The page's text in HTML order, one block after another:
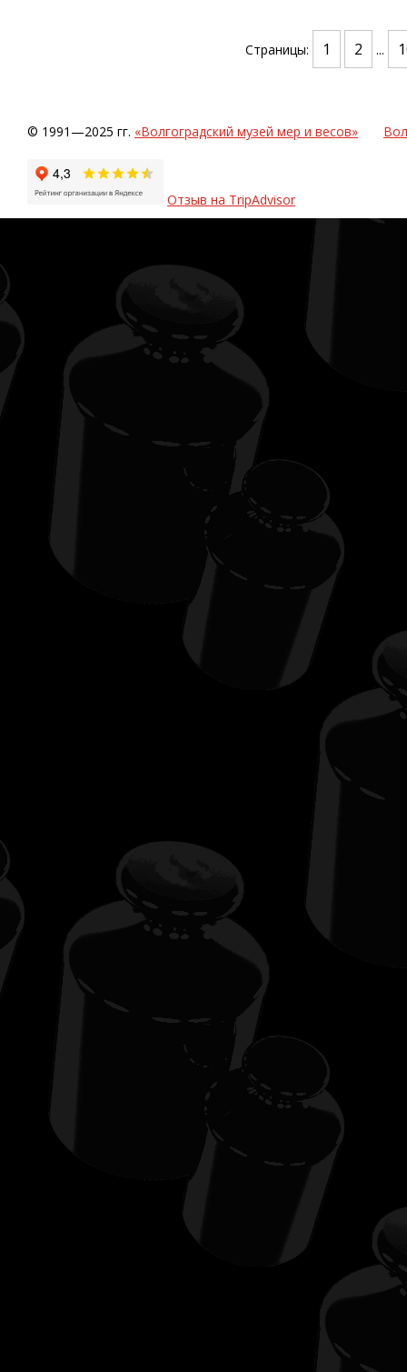
Страницы: 1 2 ...
© 1991—2025 гг. «Волгоградский музей мер и весов»
Отзыв на TripAdvisor